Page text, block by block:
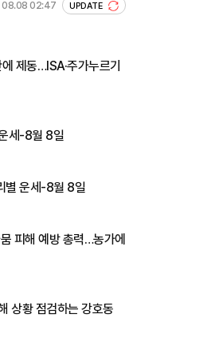
08.08 02:47 UPDATE
제동…ISA·주가누르기
세-8월 8일
별 운세-8월 8일
피해 예방 총력…농가에
상황 점검하는 강호동